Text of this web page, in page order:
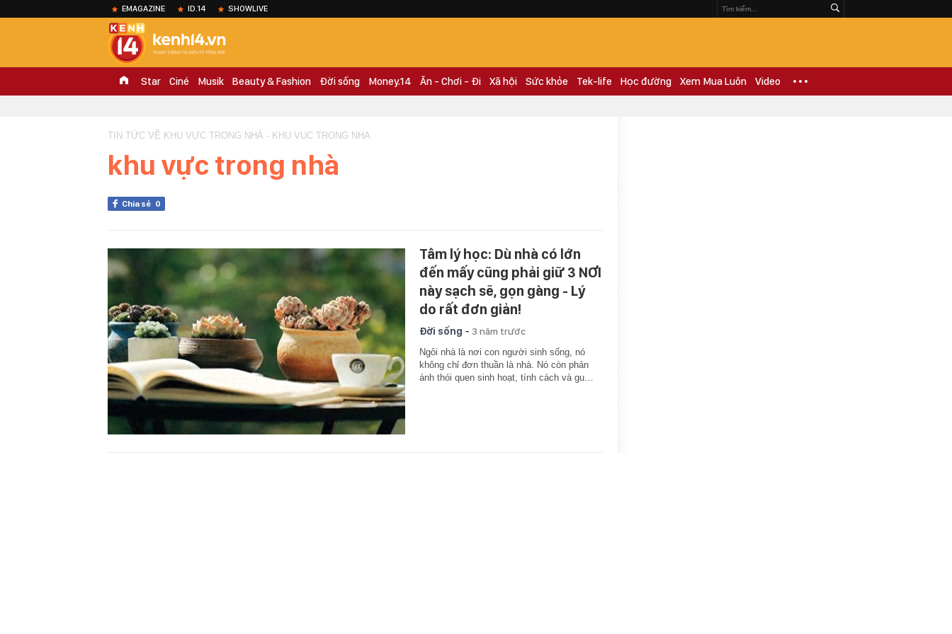
EMAGAZINE ID.14 SHOWLIVE
Star Ciné Musik Beauty & Fashion Đời sống Money.14 Ăn - Chơi - Đi Xã hội Sức khỏe Tek-life Học đường Xem Mua Luôn Video
TIN TỨC VỀ KHU VỰC TRONG NHÀ - KHU VUC TRONG NHA
khu vực trong nhà
Chia sẻ 0
Tâm lý học: Dù nhà có lớn
đến mấy cũng phải giữ 3 NƠI
này sạch sẽ, gọn gàng - Lý
do rất đơn giản!
Đời sống - 3 năm trước
Ngôi nhà là nơi con người sinh sống, nó
không chỉ đơn thuần là nhà. Nó còn phản
ánh thói quen sinh hoạt, tính cách và gu…